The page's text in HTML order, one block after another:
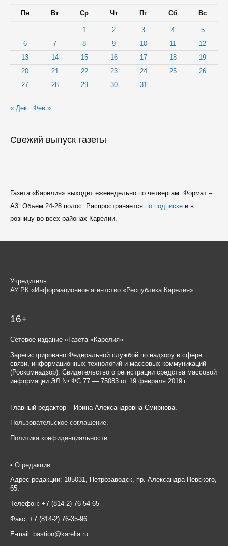
Пн Вт Ср Чт Пт Сб Вс
1 2 3 4
5
6
7 8 9 10 11
12
13
14 15 16 17 18
19
20
21 22 23 24 25
26
27
28 29 30 31
« Дек Фев »
Свежий выпуск газеты
Газета «Карелия» выходит еженедельно по четвергам. Формат –
A3. Объем 24-28 полос. Распространяется по подпискеи в
розницу во всех районах Карелии.
Учредитель:
АУ РК «Информационное агентство «Республика Карелия»
16+
Сетевое издание «Газета «Карелия»
Зарегистрировано Федеральной службой по надзору в сфере
связи, информационных технологий и массовых коммуникаций
(Роскомнадзор). Свидетельство о регистрации средства массовой
информации ЭЛ № ФС 77 — 75083 от 19 февраля 2019 г.
Главный редактор – Ирина Александровна Смирнова.
Пользовательское соглашение.
Политика конфиденциальности
• О редакции
Адрес редакции: 185031, Петрозаводск, пр. Александра Невского,
65.
Телефон: +7 (814-2) 76-54-65
Факс: +7 (814-2) 76-35-96.
E-mail: bastion@karelia.ru